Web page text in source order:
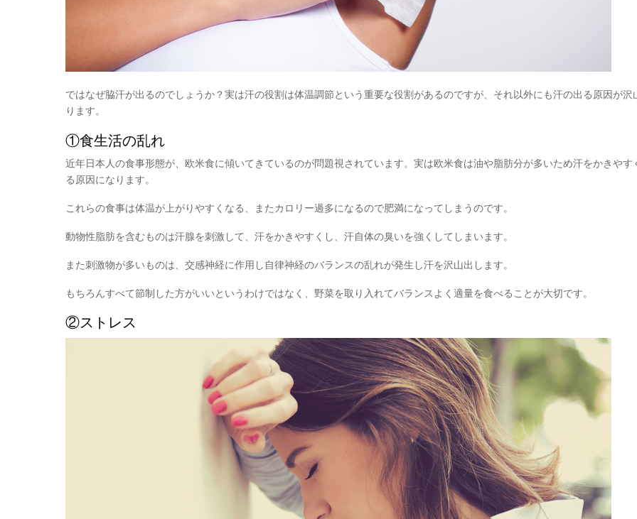
ではなぜ脇汗が出るのでしょうか？実は汗の役割は体温調節という重要な役割があるのですが、それ以外にも汗の出る原因が沢
ります。
①食生活の乱れ
近年日本人の食事形態が、欧米食に傾いてきているのが問題視されています。実は欧米食は油や脂肪分が多いため汗をかきやす
る原因になります。
これらの食事は体温が上がりやすくなる、またカロリー過多になるので肥満になってしまうのです。
動物性脂肪を含むものは汗腺を刺激して、汗をかきやすくし、汗自体の臭いを強くしてしまいます。
また刺激物が多いものは、交感神経に作用し自律神経のバランスの乱れが発生し汗を沢山出します。
もちろんすべて節制した方がいいというわけではなく、野菜を取り入れてバランスよく適量を食べることが大切です。
②ストレス